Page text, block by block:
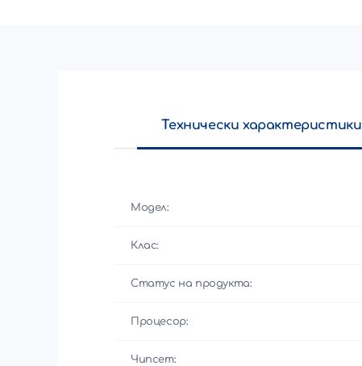
Технически характеристики
Модел:
Клас:
Статус на продукта:
Процесор:
Чипсет: